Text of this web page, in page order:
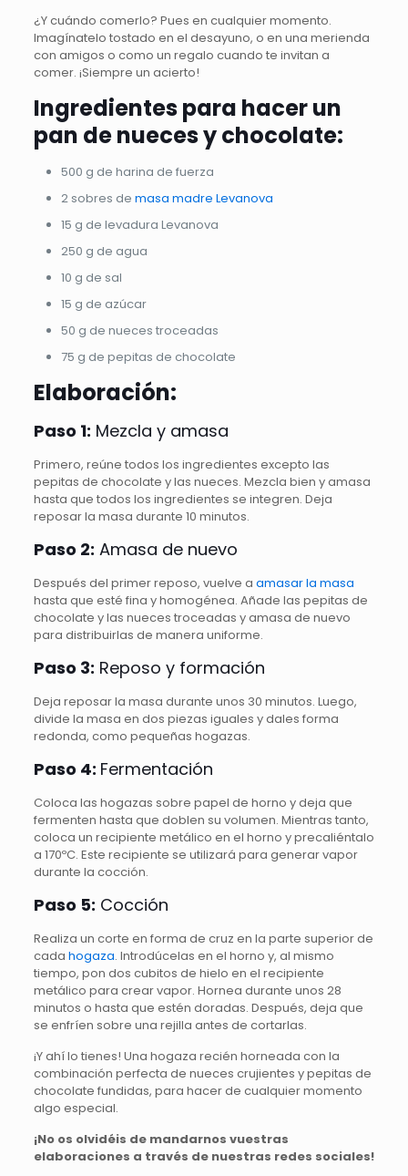
¿Y cuándo comerlo? Pues en cualquier momento.
Imagínatelo tostado en el desayuno, o en una merienda
con amigos o como un regalo cuando te invitan a
comer. ¡Siempre un acierto!
Ingredientes para hacer un
pan de nueces y chocolate:
500 g de harina de fuerza
2 sobres de masa madre Levanova
15 g de levadura Levanova
250 g de agua
10 g de sal
15 g de azúcar
50 g de nueces troceadas
75 g de pepitas de chocolate
Elaboración:
Paso 1: Mezcla y amasa
Primero, reúne todos los ingredientes excepto las
pepitas de chocolate y las nueces. Mezcla bien y amasa
hasta que todos los ingredientes se integren. Deja
reposar la masa durante 10 minutos.
Paso 2: Amasa de nuevo
Después del primer reposo, vuelve a amasar la masa
hasta que esté fina y homogénea. Añade las pepitas de
chocolate y las nueces troceadas y amasa de nuevo
para distribuirlas de manera uniforme.
Paso 3: Reposo y formación
Deja reposar la masa durante unos 30 minutos. Luego,
divide la masa en dos piezas iguales y dales forma
redonda, como pequeñas hogazas.
Paso 4: Fermentación
Coloca las hogazas sobre papel de horno y deja que
fermenten hasta que doblen su volumen. Mientras tanto,
coloca un recipiente metálico en el horno y precaliéntalo
a 170ºC. Este recipiente se utilizará para generar vapor
durante la cocción.
Paso 5: Cocción
Realiza un corte en forma de cruz en la parte superior de
cada hogaza. Introdúcelas en el horno y, al mismo
tiempo, pon dos cubitos de hielo en el recipiente
metálico para crear vapor. Hornea durante unos 28
minutos o hasta que estén doradas. Después, deja que
se enfríen sobre una rejilla antes de cortarlas.
¡Y ahí lo tienes! Una hogaza recién horneada con la
combinación perfecta de nueces crujientes y pepitas de
chocolate fundidas, para hacer de cualquier momento
algo especial.
¡No os olvidéis de mandarnos vuestras
elaboraciones a través de nuestras redes sociales!